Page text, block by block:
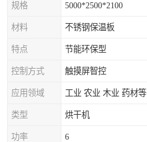
规格 5000*2500*2100
材料 不锈钢保温板
特点 节能环保型
控制方式 触摸屏智控
应用领域 工业 农业 木业 药材等
类型 烘干机
功率 6